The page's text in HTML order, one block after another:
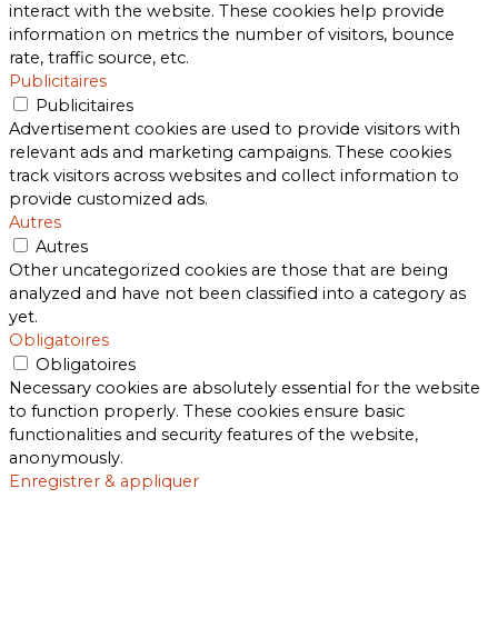
interact with the website. These cookies help provide
information on metrics the number of visitors, bounce
rate, traffic source, etc.
Publicitaires
Publicitaires
Advertisement cookies are used to provide visitors with
relevant ads and marketing campaigns. These cookies
track visitors across websites and collect information to
provide customized ads.
Autres
Autres
Other uncategorized cookies are those that are being
analyzed and have not been classified into a category as
yet.
Obligatoires
Obligatoires
Necessary cookies are absolutely essential for the website
to function properly. These cookies ensure basic
functionalities and security features of the website,
anonymously.
Enregistrer & appliquer